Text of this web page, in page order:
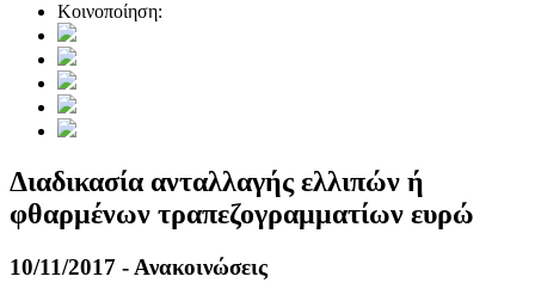
Κοινοποίηση:
Διαδικασία ανταλλαγής ελλιπών ή
φθαρμένων τραπεζογραμματίων ευρώ
10/11/2017 - Ανακοινώσεις